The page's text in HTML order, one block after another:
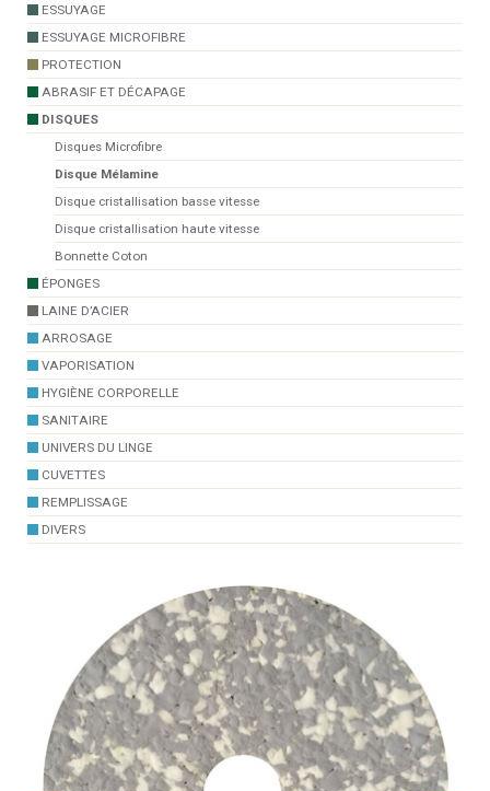
ESSUYAGE
ESSUYAGE MICROFIBRE
PROTECTION
ABRASIF ET DÉCAPAGE
DISQUES
Disques Microfibre
Disque Mélamine
Disque cristallisation basse vitesse
Disque cristallisation haute vitesse
Bonnette Coton
ÉPONGES
LAINE D’ACIER
ARROSAGE
VAPORISATION
HYGIÈNE CORPORELLE
SANITAIRE
UNIVERS DU LINGE
CUVETTES
REMPLISSAGE
DIVERS